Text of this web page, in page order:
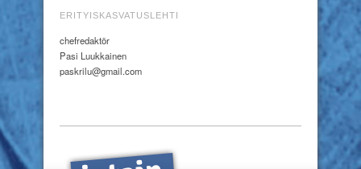
ERITYISKASVATUSLEHTI
chefredaktör
Pasi Luukkainen
paskrilu@gmail.com